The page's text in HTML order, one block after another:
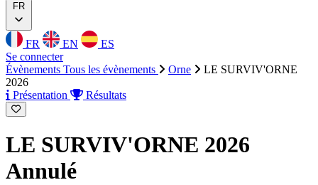
FR
FR EN
ES
Se connecter
Évènements Tous les évènements Orne
LE SURVIV'ORNE
2026
Présentation
Résultats
LE SURVIV'ORNE 2026
Annulé